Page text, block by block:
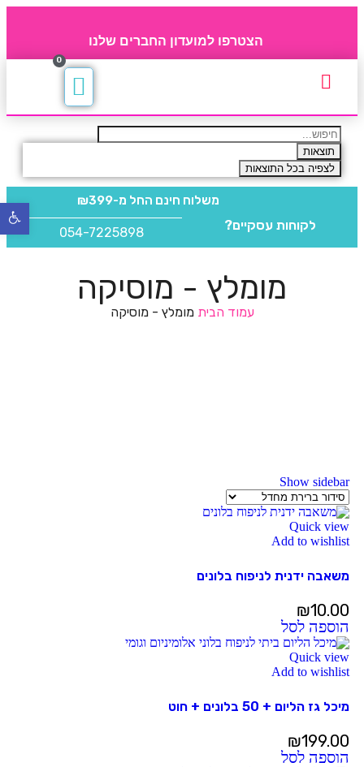
הצטרפו למועדון החברים שלנו
0
תוצאות
לצפיה בכל התוצאות
משלוח חינם החל מ-₪399
לקוחות עסקיים? 054-7225898
מומלץ - מוסיקה
עמוד הביתמומלץ - מוסיקה
Show sidebar
Quick view
Add to wishlist
משאבה ידנית לניפוח בלונים
₪10.00
הוספה לסל
Quick view
Add to wishlist
מיכל גז הליום + 50 בלונים + חוט
₪199.00
הוספה לסל
פתח